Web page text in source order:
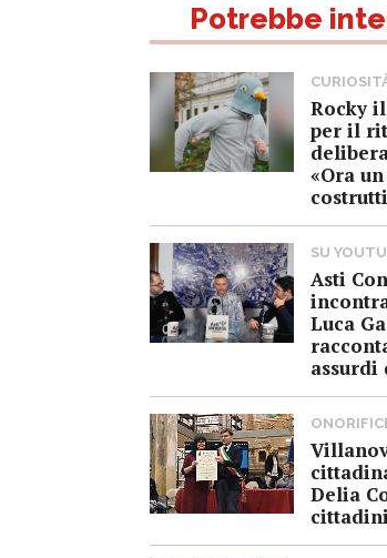
Potrebbe
Rocky
per il
«Ora
SU
Asti
Luca
assurdi
Delia